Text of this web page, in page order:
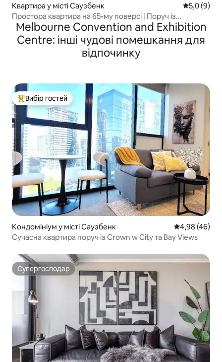
Квартира у місті Саузбенк Середня
5,0 (9)
Простора квартира на 65-му поверсі | Поруч із
Crown 3B3.5B2C
Melbourne Convention and Exhibition
Centre: інші чудові помешкання для
відпочинку
Топ вибір гостей
Вибір гостей
Кондомініум у місті Саузбенк Середня
4,98 (46)
Сучасна квартира поруч із Crown w City та Bay Views
Супергосподар
Супергосподар